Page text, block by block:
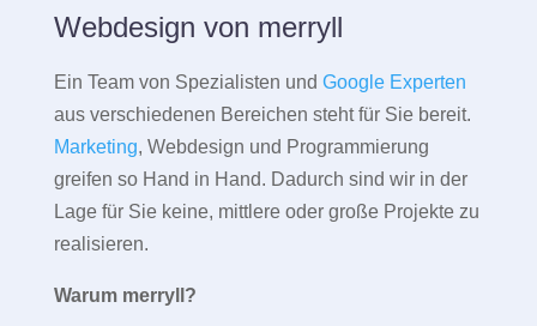
Webdesign von merryll
Ein Team von Spezialisten und Google Experten
aus verschiedenen Bereichen steht für Sie bereit.
Marketing, Webdesign und Programmierung
greifen so Hand in Hand. Dadurch sind wir in der
Lage für Sie keine, mittlere oder große Projekte zu
realisieren.
Warum merryll?